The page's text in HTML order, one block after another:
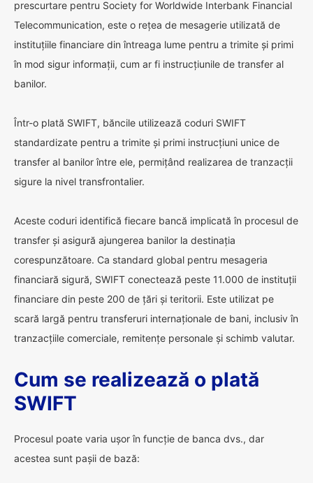
prescurtare pentru Society for Worldwide Interbank Financial
Telecommunication, este o rețea de mesagerie utilizată de
instituțiile financiare din întreaga lume pentru a trimite și primi
în mod sigur informații, cum ar fi instrucțiunile de transfer al
banilor.
Într-o plată SWIFT, băncile utilizează coduri SWIFT
standardizate pentru a trimite și primi instrucțiuni unice de
transfer al banilor între ele, permițând realizarea de tranzacții
sigure la nivel transfrontalier.
Aceste coduri identifică fiecare bancă implicată în procesul de
transfer și asigură ajungerea banilor la destinația
corespunzătoare. Ca standard global pentru mesageria
financiară sigură, SWIFT conectează peste 11.000 de instituții
financiare din peste 200 de țări și teritorii. Este utilizat pe
scară largă pentru transferuri internaționale de bani, inclusiv în
tranzacțiile comerciale, remitențe personale și schimb valutar.
Cum se realizează o plată
SWIFT
Procesul poate varia ușor în funcție de banca dvs., dar
acestea sunt pașii de bază: